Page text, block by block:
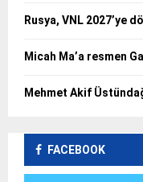
Rusya, VNL 2027’ye
Micah Ma’a resmen
Mehmet Akif
FACEBOOK